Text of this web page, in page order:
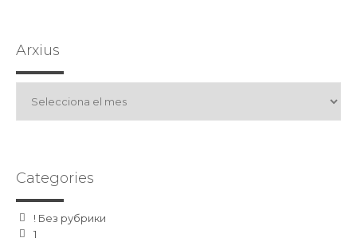
Arxius
Categories
! Без рубрики
1